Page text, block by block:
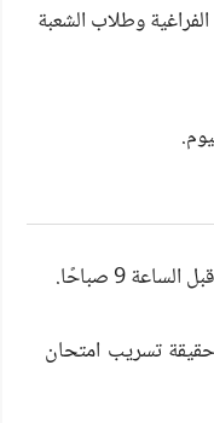
وطلاب الشعبة
9 صباحًا.
حقيقة تسريب امتحان